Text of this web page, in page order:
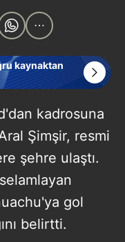
kaynaktan
kadrosuna
Şimşir, resmi
şehre ulaştı.
gol
belirtti.